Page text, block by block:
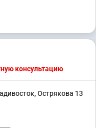
консультацию
Острякова 13